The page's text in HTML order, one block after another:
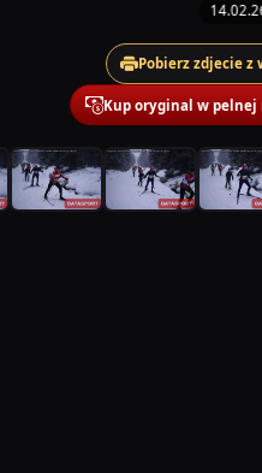
Pobierz zdjecie
Kup oryginal w pelnej